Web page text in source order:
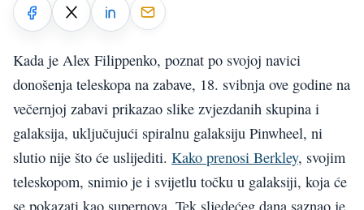
Kada je Alex Filippenko, poznat po svojoj navici
donošenja teleskopa na zabave, 18. svibnja ove godine na
večernjoj zabavi prikazao slike zvjezdanih skupina i
galaksija, uključujući spiralnu galaksiju Pinwheel, ni
slutio nije što će uslijediti. Kako prenosi Berkley, svojim
teleskopom, snimio je i svijetlu točku u galaksiji, koja će